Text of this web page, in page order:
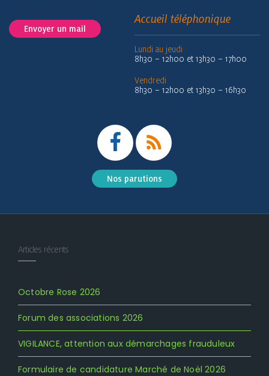
Envoyer un mail
Accueil téléphonique
Lundi au jeudi
8h30 – 12h00 et 13h30 – 17h00
Vendredi
8h30 – 12h00 et 13h30 – 16h30
Nos parutions
Articles récents
Octobre Rose 2026
Forum des associations 2026
VIGILANCE, attention aux démarchages frauduleux
Formulaire de candidature Marché de Noël 2026